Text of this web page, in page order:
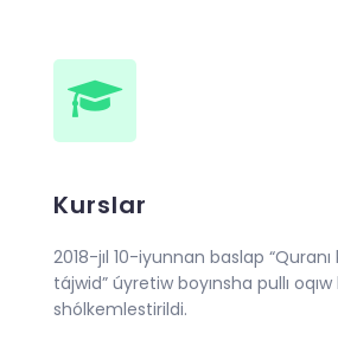
Kurslar
2018-jıl 10-iyunnan baslap
tájwid” úyretiw boyınsha pullı oqıw
shólkemlestirildi.